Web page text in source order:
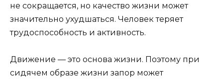
не сокращается, но качество жизни может
значительно ухудшаться. Человек теряет
трудоспособность и активность.
Движение — это основа жизни. Поэтому при
сидячем образе жизни запор может